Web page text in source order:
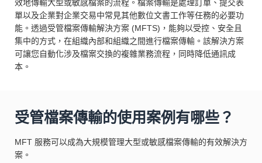
效地傳輸大型或敏感檔案的流程。檔案傳輸是處理訂單、提交表
單以及企業對企業交易中常見其他數位文書工作等任務的必要功
能。透過受管檔案傳輸解決方案 (MFTS)，能夠以受控、安全且
集中的方式，在組織內部和組織之間進行檔案傳輸。該解決方案
可讓您自動化涉及檔案交換的複雜業務流程，同時降低通訊成
本。
受管檔案傳輸的使用案例有哪些？
MFT 服務可以成為大規模管理大型或敏感檔案傳輸的有效解決方
案。